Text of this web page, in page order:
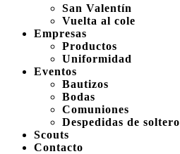
San Valentín
Vuelta al cole
Empresas
Productos
Uniformidad
Eventos
Bautizos
Bodas
Comuniones
Despedidas de soltero
Scouts
Contacto